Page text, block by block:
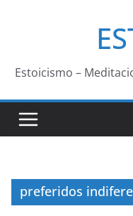
Estoicismo –
preferidos